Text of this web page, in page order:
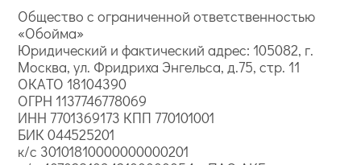
Общество с ограниченной ответственностью
«Обойма»
Юридический и фактический адрес: 105082, г.
Москва, ул. Фридриха Энгельса, д.75, стр. 11
ОКАТО 18104390
ОГРН 1137746778069
ИНН 7701369173 КПП 770101001
БИК 044525201
к/с 30101810000000000201